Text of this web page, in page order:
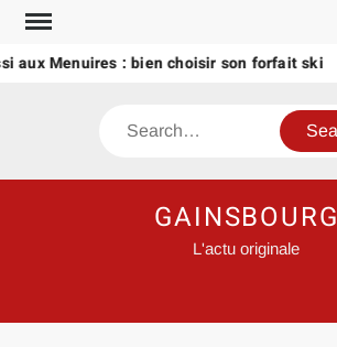
Skip
content
aux Menuires : bien choisir son forfait ski
Search
GAINSBOURG
L'actu originale